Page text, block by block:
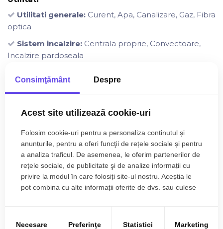
Utilitati generale: Curent, Apa, Canalizare, Gaz, Fibra
optica
Sistem incalzire: Centrala proprie, Convectoare,
Incalzire pardoseala
Ferestre:Ferestre PVC, Ferestre Termopan
Usa intrare:Usa intrare PVC
Usa interior: Usa interior Lemn
Dotari
Bucatarie:
Bucatarie Mobilata, Bucatarie Utilata
Consimţământ Despre
Acest site utilizează cookie-uri
Folosim cookie-uri pentru a personaliza conținutul și
anunțurile, pentru a oferi funcţii de rețele sociale și pentru
a analiza traficul. De asemenea, le oferim partenerilor de
rețele sociale, de publicitate şi de analize informații cu
privire la modul în care folosiți site-ul nostru. Aceștia le
pot combina cu alte informații oferite de dvs. sau culese
Necesare Preferinţe Statistici Marketing